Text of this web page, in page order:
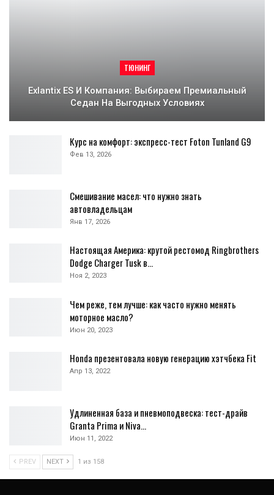
ТЮНИНГ
Exlantix ES И Компания: Выбираем Премиальный
Седан На Выгодных Условиях
Курс на комфорт: экспресс-тест Foton Tunland G9
Фев 13, 2026
Смешивание масел: что нужно знать
автовладельцам
Янв 17, 2026
Настоящая Америка: крутой рестомод Ringbrothers
Dodge Charger Tusk в…
Ноя 2, 2023
Чем реже, тем лучше: как часто нужно менять
моторное масло?
Июн 20, 2023
Honda презентовала новую генерацию хэтчбека Fit
Апр 13, 2022
Удлиненная база и пневмоподвеска: тест-драйв
Granta Primа и Niva…
Июн 11, 2022
PREV NEXT 1 из 158